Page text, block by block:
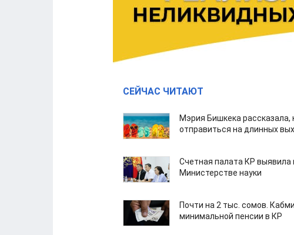
СЕЙЧАС ЧИТАЮТ
Мэрия Бишкека рассказала,
отправиться на длинных
Счетная палата КР выявила
Министерстве науки
Почти на 2 тыс. сомов.
минимальной пенсии в КР